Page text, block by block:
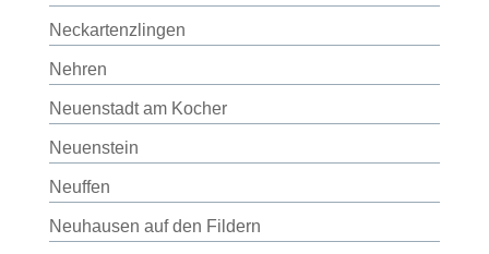
Neckartenzlingen
Nehren
Neuenstadt am Kocher
Neuenstein
Neuffen
Neuhausen auf den Fildern